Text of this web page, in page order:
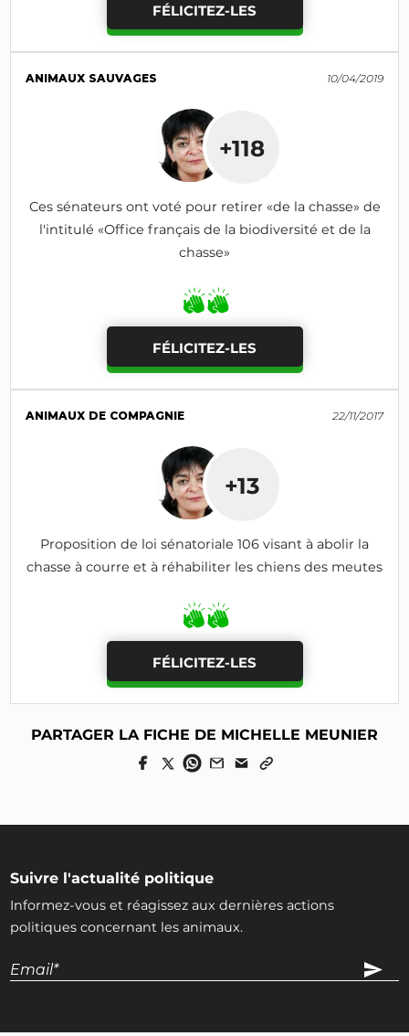
FÉLICITEZ-LES
ANIMAUX SAUVAGES 10/04/2019
+118
Ces sénateurs ont voté pour retirer «de la chasse» de
l'intitulé «Office français de la biodiversité et de la
chasse»
FÉLICITEZ-LES
ANIMAUX DE COMPAGNIE 22/11/2017
+13
Proposition de loi sénatoriale 106 visant à abolir la
chasse à courre et à réhabiliter les chiens des meutes
FÉLICITEZ-LES
PARTAGER LA FICHE DE MICHELLE MEUNIER
Suivre l'actualité politique
Informez-vous et réagissez aux dernières actions
politiques concernant les animaux.